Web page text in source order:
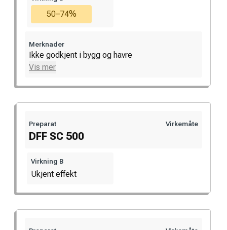
50–74%
Merknader
Ikke godkjent i bygg og havre
Vis mer
Preparat
DFF SC 500
Virkemåte
Virkning B
Ukjent effekt